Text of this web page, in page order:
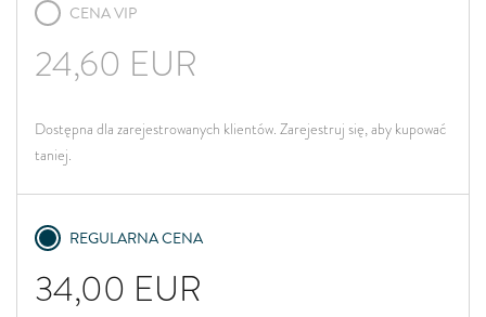
CENA VIP
24,60 EUR
Dostępna dla zarejestrowanych klientów. Zarejestruj się, aby kupować
taniej.
REGULARNA CENA
34,00 EUR